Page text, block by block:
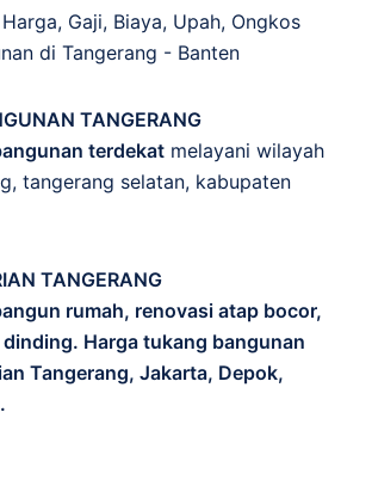
Harga, Gaji, Biaya, Upah, Ongkos
di Tangerang - Banten
TANGERANG
terdekat melayani wilayah
tangerang selatan, kabupaten
TANGERANG
rumah, renovasi atap bocor,
Harga tukang bangunan
Tangerang, Jakarta, Depok,